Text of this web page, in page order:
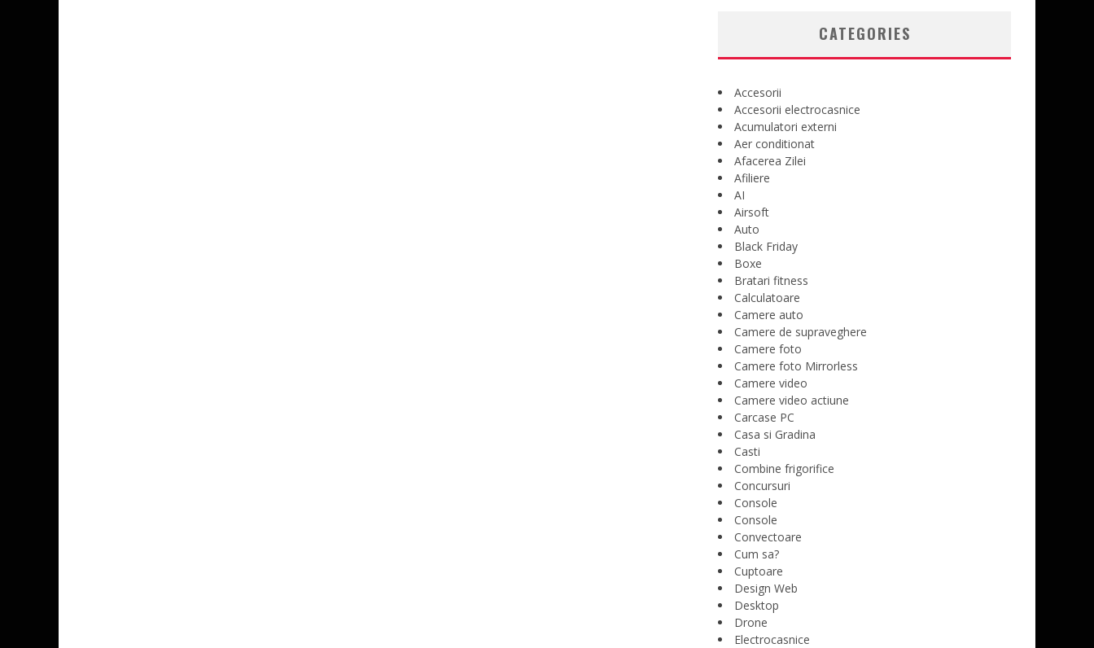
CATEGORIES
Accesorii
Accesorii electrocasnice
Acumulatori externi
Aer conditionat
Afacerea Zilei
Afiliere
AI
Airsoft
Auto
Black Friday
Boxe
Bratari fitness
Calculatoare
Camere auto
Camere de supraveghere
Camere foto
Camere foto Mirrorless
Camere video
Camere video actiune
Carcase PC
Casa si Gradina
Casti
Combine frigorifice
Concursuri
Console
Console
Convectoare
Cum sa?
Cuptoare
Design Web
Desktop
Drone
Electrocasnice